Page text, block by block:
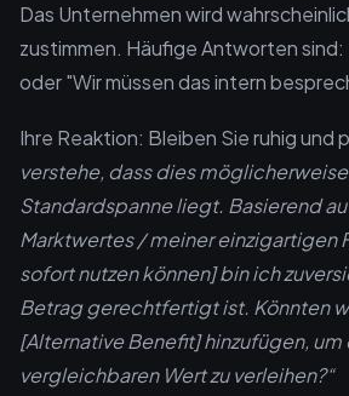
Das Unternehmen wird
zustimmen. Häufige Antworten sind:
oder "Wir müssen das intern
Ihre Reaktion: Bleiben Sie ruhig und
verstehe, dass dies
Standardspanne liegt. Basierend
Marktwertes / meiner einzigartigen
sofort nutzen können] bin ich
Betrag gerechtfertigt ist. Könnten
[Alternative Benefit] hinzufügen,
vergleichbaren Wert zu verleihen?“